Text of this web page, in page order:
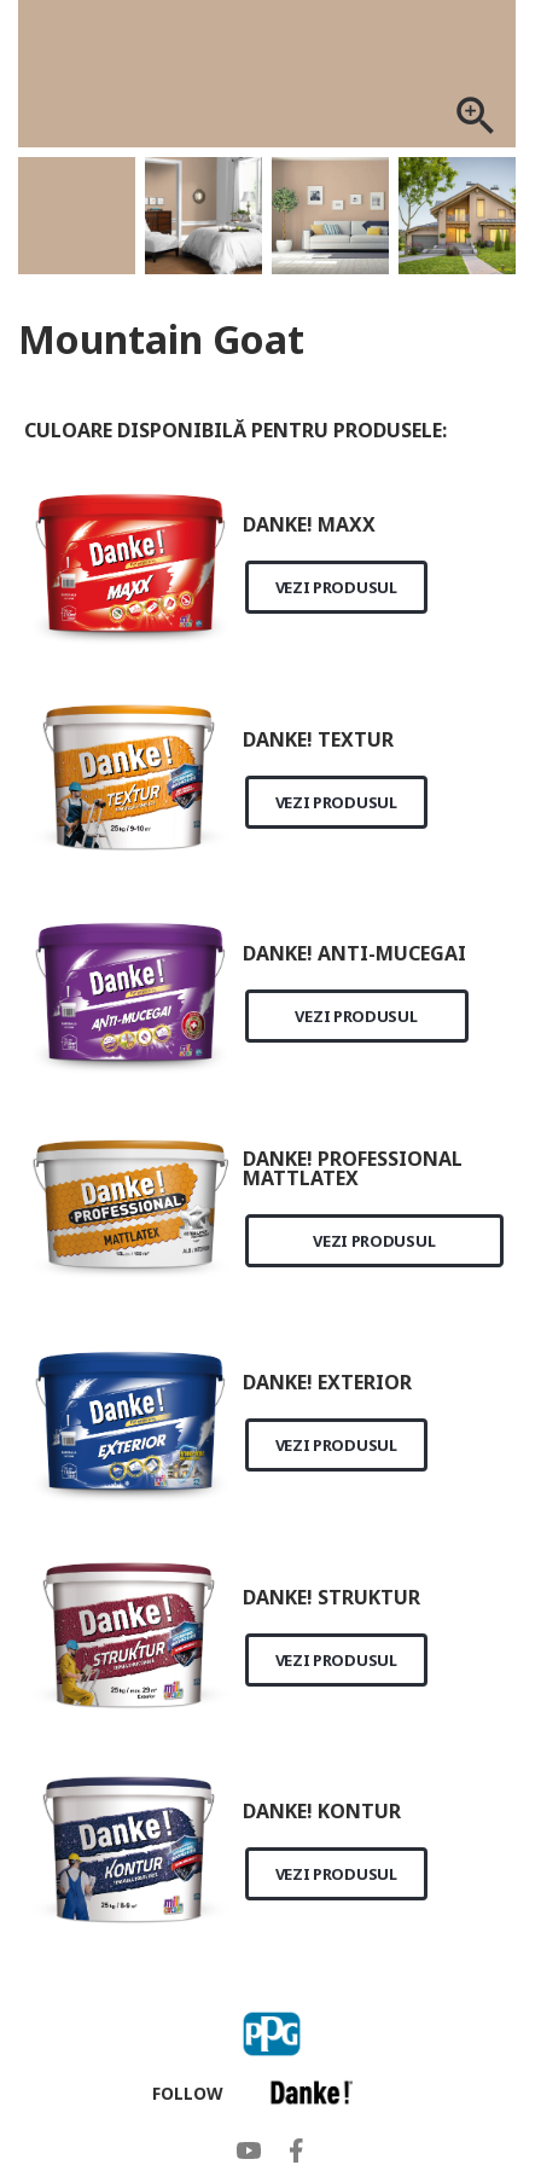
zoom_in
Mountain Goat
CULOARE DISPONIBILĂ PENTRU PRODUSELE:
DANKE! MAXX
VEZI PRODUSUL
DANKE! TEXTUR
VEZI PRODUSUL
DANKE! ANTI-MUCEGAI
VEZI PRODUSUL
DANKE! PROFESSIONAL
MATTLATEX
VEZI PRODUSUL
DANKE! EXTERIOR
VEZI PRODUSUL
DANKE! STRUKTUR
VEZI PRODUSUL
DANKE! KONTUR
VEZI PRODUSUL
FOLLOW